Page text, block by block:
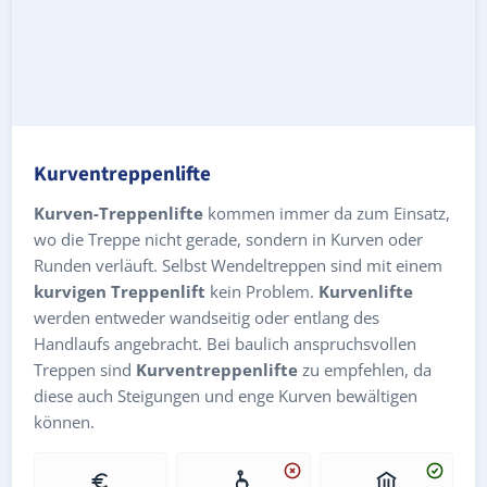
Kurventreppenlifte
Kurven-Treppenlifte kommen immer da zum Einsatz,
wo die Treppe nicht gerade, sondern in Kurven oder
Runden verläuft. Selbst Wendeltreppen sind mit einem
kurvigen Treppenlift kein Problem. Kurvenlifte
werden entweder wandseitig oder entlang des
Handlaufs angebracht. Bei baulich anspruchsvollen
Treppen sind Kurventreppenlifte zu empfehlen, da
diese auch Steigungen und enge Kurven bewältigen
können.